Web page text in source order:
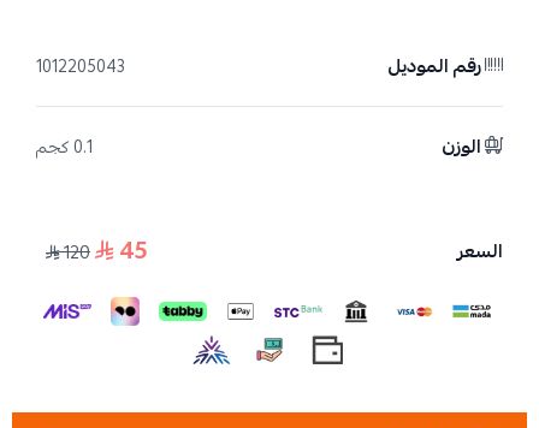
رقم الموديل 1012205043
الوزن 0.1 كجم
السعر 45
120